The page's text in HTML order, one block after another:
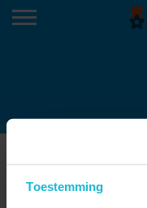
Toestemming